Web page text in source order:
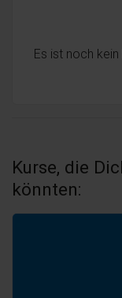
Es ist noch
Kurse, die
könnten: